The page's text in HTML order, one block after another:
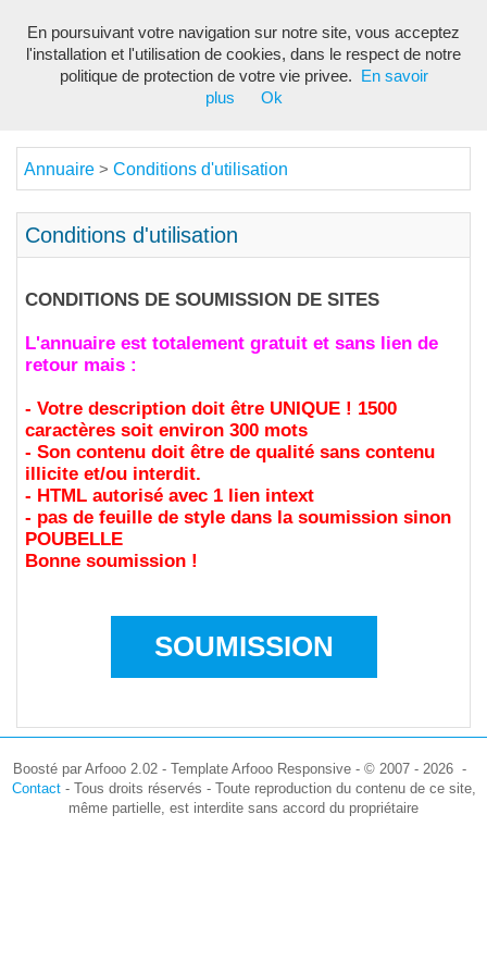
Annuaire > Conditions d'utilisation
Conditions d'utilisation
CONDITIONS DE SOUMISSION DE SITES
L'annuaire est totalement gratuit et sans lien de
retour mais :
- Votre description doit être UNIQUE ! 1500
caractères soit environ 300 mots
- Son contenu doit être de qualité sans contenu
illicite et/ou interdit.
- HTML autorisé avec 1 lien intext
- pas de feuille de style dans la soumission sinon
POUBELLE
Bonne soumission !
SOUMISSION
Boosté par Arfooo 2.02 - Template Arfooo Responsive - © 2007 - 2026 -
Contact- Tous droits réservés - Toute reproduction du contenu de ce site,
même partielle, est interdite sans accord du propriétaire
En poursuivant votre navigation sur notre site, vous acceptez
l'installation et l'utilisation de cookies, dans le respect de notre
politique de protection de votre vie privee.
En savoir
plus
Ok